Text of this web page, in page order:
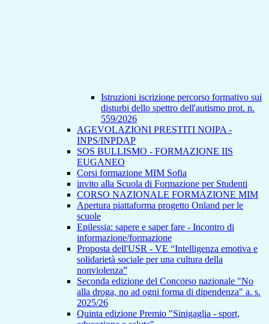
Istruzioni iscrizione percorso formativo sui
disturbi dello spettro dell'autismo prot. n.
559/2026
AGEVOLAZIONI PRESTITI NOIPA -
INPS/INPDAP
SOS BULLISMO - FORMAZIONE IIS
EUGANEO
Corsi formazione MIM Sofia
invito alla Scuola di Formazione per Studenti
CORSO NAZIONALE FORMAZIONE MIM
Apertura piattaforma progetto Onland per le
scuole
Epilessia: sapere e saper fare - Incontro di
informazione/formazione
Proposta dell'USR - VE “Intelligenza emotiva e
solidarietà sociale per una cultura della
nonviolenza”
Seconda edizione del Concorso nazionale "No
alla droga, no ad ogni forma di dipendenza" a. s.
2025/26
Quinta edizione Premio "Sinigaglia - sport,